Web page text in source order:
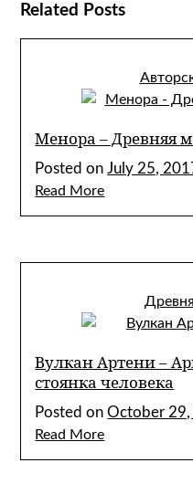
Related Posts
Менора – Древняя
Posted onJuly 25,
Read More
Вулкан Артени –
стоянка человека
Posted onOctober
Read More